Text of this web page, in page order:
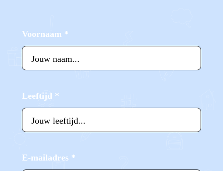
Voornaam *
Leeftijd *
E-mailadres *